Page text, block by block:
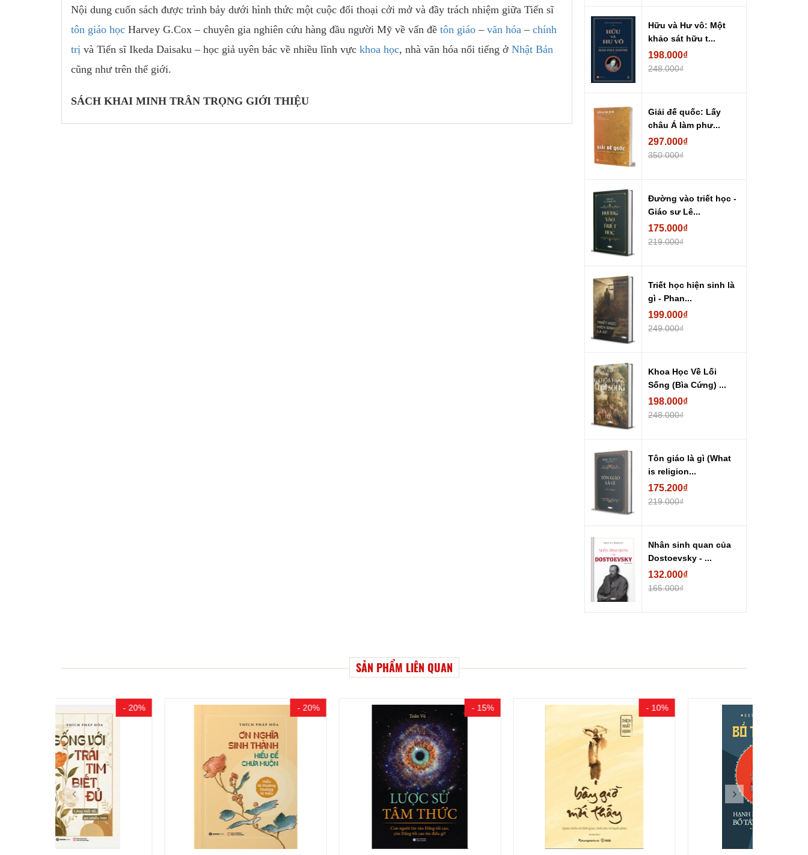
Nội dung cuốn sách được trình bảy dưới hình thức một cuộc đối thoại cởi mở và đầy trách nhiệm giữa Tiến sĩ
tôn giáo học Harvey G.Cox – chuyên gia nghiên cứu hàng đầu người Mỹ về vấn đề tôn giáo – văn hóa – chính
trị và Tiến sĩ Ikeda Daisaku – học giả uyên bác về nhiều lĩnh vực khoa học, nhà văn hóa nổi tiếng ở Nhật Bản
cũng như trên thế giới.
SÁCH KHAI MINH TRÂN TRỌNG GIỚI THIỆU
Hữu và Hư vô: Một
khảo sát hữu t...
198.000₫
248.000₫
Giải đế quốc: Lấy
châu Á làm phư...
297.000₫
350.000₫
Đường vào triết học -
Giáo sư Lê...
175.000₫
219.000₫
Triết học hiện sinh là
gì - Phan...
199.000₫
249.000₫
Khoa Học Về Lối
Sống (Bìa Cứng) ...
198.000₫
248.000₫
Tôn giáo là gì (What
is religion...
175.200₫
219.000₫
Nhân sinh quan của
Dostoevsky - ...
132.000₫
165.000₫
SẢN PHẨM LIÊN QUAN
- 20% - 15% - 10% - 20%